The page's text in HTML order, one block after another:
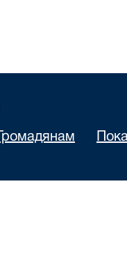
Громадянам